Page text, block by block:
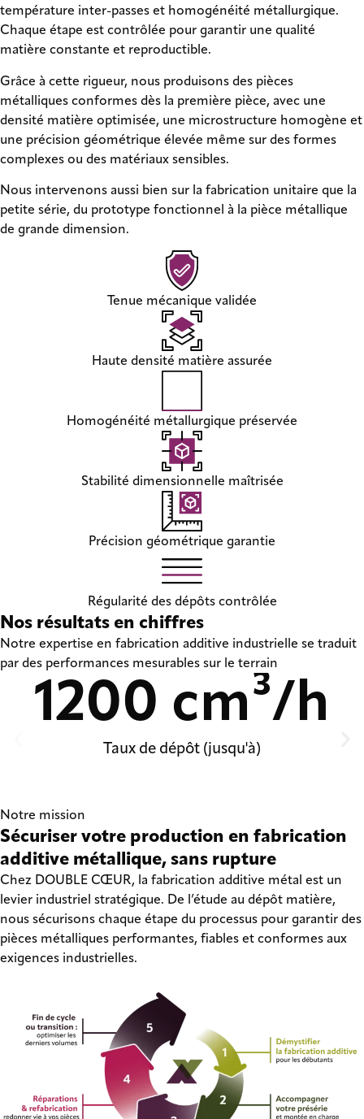
température inter-passes et homogénéité métallurgique.
Chaque étape est contrôlée pour garantir une qualité
matière constante et reproductible.
Grâce à cette rigueur, nous produisons des pièces
métalliques conformes dès la première pièce, avec une
densité matière optimisée, une microstructure homogène et
une précision géométrique élevée même sur des formes
complexes ou des matériaux sensibles.
Nous intervenons aussi bien sur la fabrication unitaire que la
petite série, du prototype fonctionnel à la pièce métallique
de grande dimension.
Tenue mécanique validée
Haute densité matière assurée
Homogénéité métallurgique préservée
Stabilité dimensionnelle maîtrisée
Précision géométrique garantie
Régularité des dépôts contrôlée
Nos résultats en chiffres
Notre expertise en fabrication additive industrielle se traduit
par des performances mesurables sur le terrain
Taux de dépôt (jusqu'à)
1200 cm³/h
Notre mission
Sécuriser votre production en fabrication
additive métallique, sans rupture
Chez DOUBLE CŒUR, la fabrication additive métal est un
levier industriel stratégique. De l’étude au dépôt matière,
nous sécurisons chaque étape du processus pour garantir des
pièces métalliques performantes, fiables et conformes aux
exigences industrielles.